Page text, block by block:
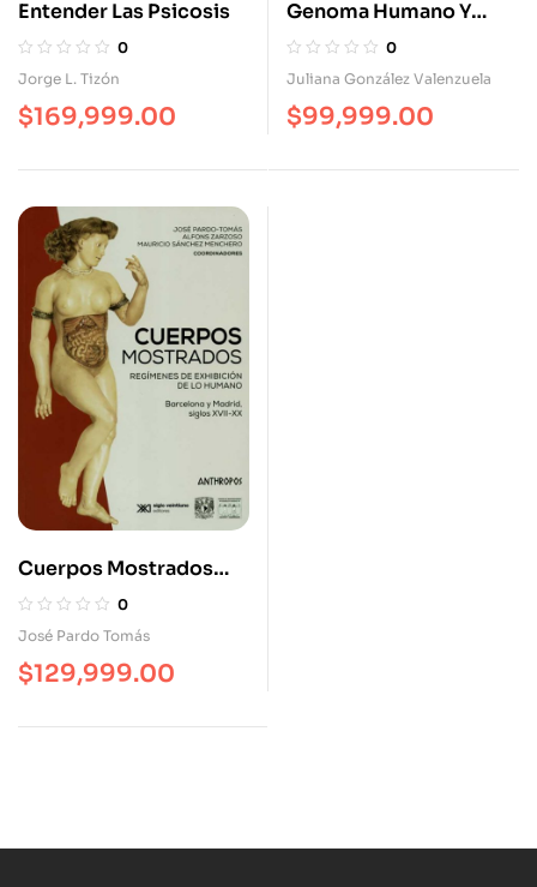
Entender Las Psicosis
0
Jorge L. Tizón
$169,999.00
Genoma Humano Y
Dignidad Humana
0
Juliana González Valenzuela
$99,999.00
Cuerpos Mostrados
Regímenes De
Exhibición De Lo
Humano Barcelona Y
Madrid Siglo XVII-XX
0
José Pardo Tomás
$129,999.00